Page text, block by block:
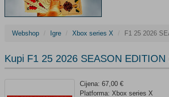
Webshop Igre Xbox series X F1 25 2026
Kupi F1 25 2026 SEASON
Cijena: 67,00 €
Platforma: Xbox series X